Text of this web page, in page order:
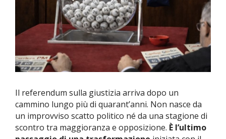
Il referendum sulla giustizia arriva dopo un
cammino lungo più di quarant’anni. Non nasce da
un improvviso scatto politico né da una stagione di
scontro tra maggioranza e opposizione. È l’ultimo